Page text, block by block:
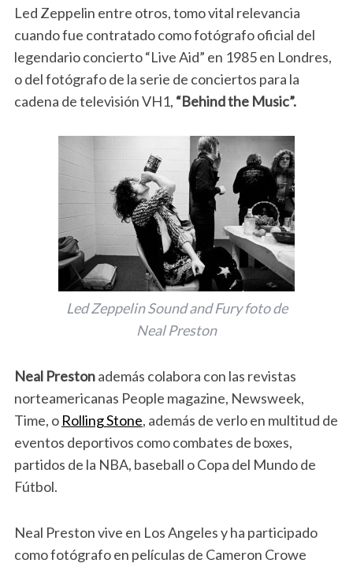
Led Zeppelin entre otros, tomo vital relevancia
cuando fue contratado como fotógrafo oficial del
legendario concierto “Live Aid” en 1985 en Londres,
o del fotógrafo de la serie de conciertos para la
cadena de televisión VH1, “Behind the Music”.
Led Zeppelin Sound and Fury foto de
Neal Preston
Neal Prestonademás colabora con las revistas
norteamericanas People magazine, Newsweek,
Time, o Rolling Stone, además de verlo en multitud de
eventos deportivos como combates de boxes,
partidos de la NBA, baseball o Copa del Mundo de
Fútbol.
Neal Preston vive en Los Angeles y ha participado
como fotógrafo en películas de Cameron Crowe